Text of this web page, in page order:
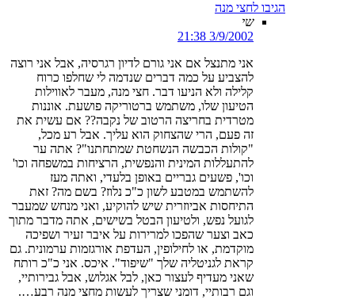
הגיבו לחצי מנה
שי
3/9/2002 21:38
אני מתנצל אם אני גורם לדיון רגרסיה, אבל אני רוצה
להצביע על כמה דברים שנדמה לי שחלפו כרוח
קלילה ולא הניעו דבר. חצי מנה, מעבר לאווילות
הטיעון שלו, משתמש ברטוריקה פושעת. אוננות
מטרדית בחריצה הרטוב של נקבה?? אם עשית את
זה פעם, הרי שהצחוק הוא עליך. אבל רע מכל,
"קולות הכבשה הנשחטת שמתחתנו"? אתה ער
להתעללות המינית והנפשית, הרציחות במשפחה וכו'
וכו', פשעים גבריים באופן בלעדי, ואתה מעז
להשתמש במטבע לשון כ"כ נלוז? בשם מה? זאת
התיחסות אביוזרית שיש להוקיע, ואני מנחש שמעבר
לגועל נפש, ולטיעון הבטל בשישים, אתה מדבר מתוך
כאב וצער שהפכו למרירות על איבר זעיר ושפיכה
מוקדמת, או לחילופין, העדפת אורגזמות ערמונית. גם
קראת לגניטליה שלך "שיפוד". איכס. אני כ"כ רותח
שאני מעדיף לעצור כאן, לבל אגלוש, אבל גבירותיי,
וגם רבותיי, דומני שצריך לעשות מחצי מנה רבע….